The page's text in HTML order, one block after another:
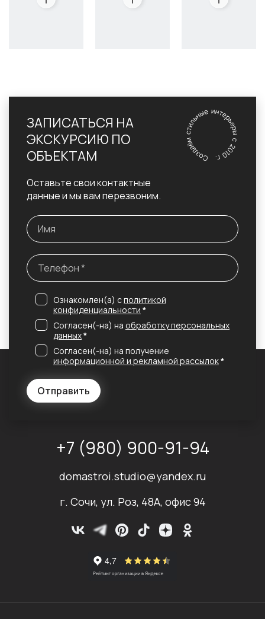
ЗАПИСАТЬСЯ НА
ЭКСКУРСИЮ ПО
ОБЪЕКТАМ
Оставьте свои контактные
данные и мы вам перезвоним.
Отправить
Ознакомлен(а) сполитикой
конфиденциальности *
Согласен(-на) на обработку персональных
данных*
Согласен(-на) на получение
информационной и рекламной рассылок*
+7 (980) 900-91-94
domastroi.studio@yandex.ru
г. Сочи, ул. Роз, 48А, офис 94